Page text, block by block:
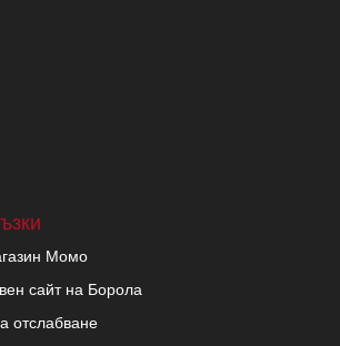
Момо
сайт на Борола
отслабване